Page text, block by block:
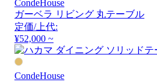
CondeHouse
ガーベラ リビング 丸テーブル
定価/上代:
¥52,000 ~
CondeHouse